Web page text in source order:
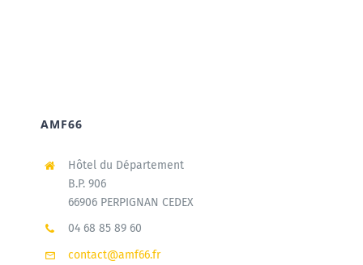
AMF66
Hôtel du Département
B.P. 906
66906 PERPIGNAN CEDEX
04 68 85 89 60
contact@amf66.fr